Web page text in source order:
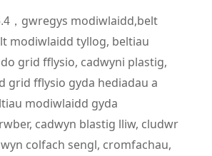
， gwregys modiwlaidd,belt
modiwlaidd tyllog, beltiau
grid fflysio, cadwyni plastig,
grid fflysio gyda hediadau a
modiwlaidd gyda
cadwyn blastig lliw, cludwr
colfach sengl, cromfachau,